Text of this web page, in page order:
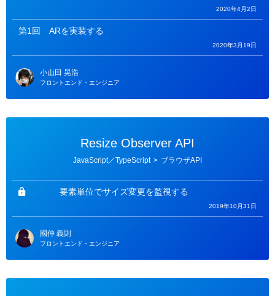
2020年4月2日
第1回 ARを実装する
2020年3月19日
小山田 晃浩
フロントエンド・エンジニア
Resize Observer API
リ
ー
JavaScript／TypeScript > ブラウザAPI
要素単位でサイズ変更を監視する
2019年10月31日
國仲 義則
フロントエンド・エンジニア